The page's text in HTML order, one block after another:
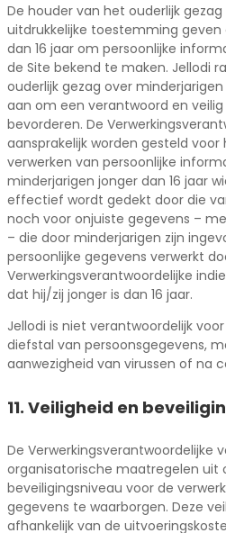
De houder van het ouderlijk
uitdrukkelijke toestemming
dan 16 jaar om persoonlijke
de Site bekend te maken. Jellodi
ouderlijk gezag over
aan om een verantwoord en
bevorderen. De
aansprakelijk worden gesteld
verwerken van persoonlijke
minderjarigen jonger dan 16 jaar
effectief wordt gedekt door die
noch voor onjuiste gegevens –
– die door minderjarigen zijn
persoonlijke gegevens verwerkt
Verwerkingsverantwoordelijke
dat hij/zij jonger is dan 16 jaar.
Jellodi is niet verantwoordelijk
diefstal van persoonsgegevens,
aanwezigheid van virussen of na
11. Veiligheid en
De Verwerkingsverantwoordelijke
organisatorische maatregelen uit
beveiligingsniveau voor de
gegevens te waarborgen. Deze
afhankelijk van de